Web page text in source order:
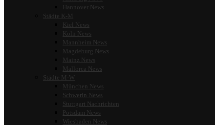
Hannover News
Städte K-M
Kiel News
Köln News
Mannheim News
Magdeburg News
Mainz News
Mallorca News
Städte M-W
München News
Schwerin News
Stuttgart Nachrichten
Potsdam News
Wiesbaden News